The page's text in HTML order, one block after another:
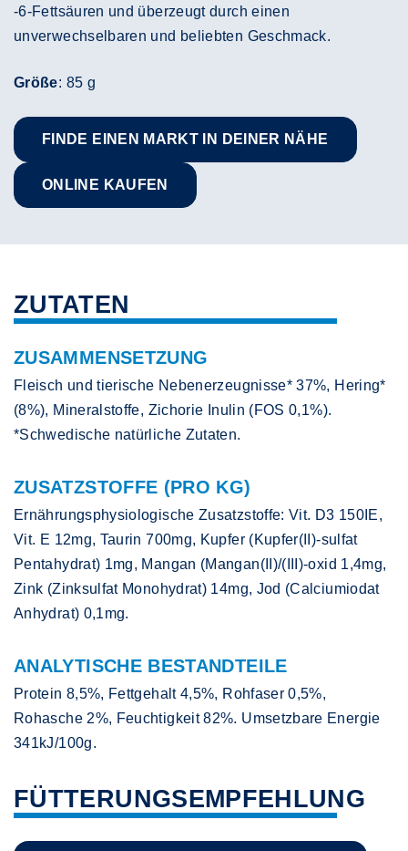
-6-Fettsäuren und überzeugt durch einen
unverwechselbaren und beliebten Geschmack.
Größe: 85 g
FINDE EINEN MARKT IN DEINER NÄHE
ONLINE KAUFEN
ZUTATEN
ZUSAMMENSETZUNG
Fleisch und tierische Nebenerzeugnisse* 37%, Hering*
(8%), Mineralstoffe, Zichorie Inulin (FOS 0,1%).
*Schwedische natürliche Zutaten.
ZUSATZSTOFFE (PRO KG)
Ernährungsphysiologische Zusatzstoffe: Vit. D3 150IE,
Vit. E 12mg, Taurin 700mg, Kupfer (Kupfer(II)-sulfat
Pentahydrat) 1mg, Mangan (Mangan(II)/(III)-oxid 1,4mg,
Zink (Zinksulfat Monohydrat) 14mg, Jod (Calciumiodat
Anhydrat) 0,1mg.
ANALYTISCHE BESTANDTEILE
Protein 8,5%, Fettgehalt 4,5%, Rohfaser 0,5%,
Rohasche 2%, Feuchtigkeit 82%. Umsetzbare Energie
341kJ/100g.
FÜTTERUNGSEMPFEHLUNG